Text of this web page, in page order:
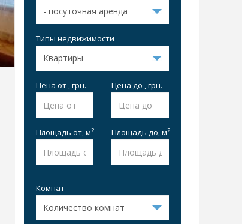
Типы недвижимости
Цена от , грн. Цена до , грн.
Площадь от,м2 Площадь до,м2
Комнат